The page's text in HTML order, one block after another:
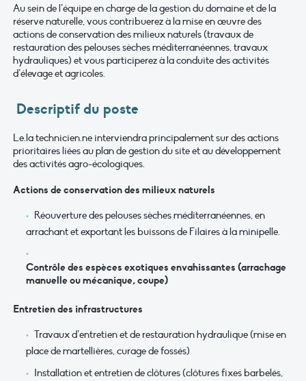
Au sein de l’équipe en charge de la gestion du domaine et de la
réserve naturelle, vous contribuerez à la mise en œuvre des
actions de conservation des milieux naturels (travaux de
restauration des pelouses sèches méditerranéennes, travaux
hydrauliques) et vous participerez à la conduite des activités
d’élevage et agricoles.
Descriptif du poste
Le.la technicien.ne interviendra principalement sur des actions
prioritaires liées au plan de gestion du site et au développement
des activités agro-écologiques.
Actions de conservation des milieux naturels
Réouverture des pelouses sèches méditerranéennes, en
arrachant et exportant les buissons de Filaires à la minipelle.
Contrôle des espèces exotiques envahissantes (arrachage
manuelle ou mécanique, coupe)
Entretien des infrastructures
Travaux d’entretien et de restauration hydraulique (mise en
place de martellières, curage de fossés)
Installation et entretien de clôtures (clôtures fixes barbelés,